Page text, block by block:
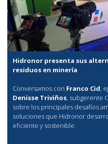
Hidronor presenta sus
residuos en minería
Conversamos con Franco Cid,
Denisse Triviños, subgerente
sobre los principales desafíos
soluciones que Hidronor
eficiente y sostenible.